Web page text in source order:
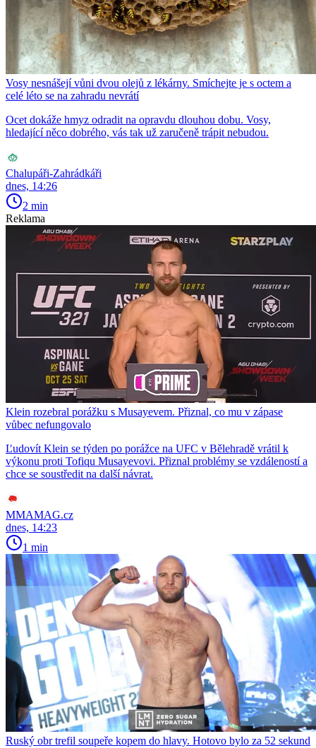
Vosy nesnášejí vůni dvou olejů z lékárny. Smíchejte je s octem a
celé léto se na zahradu nevrátí
Ocet dokáže hmyz odradit na opravdu dlouhou dobu. Vosy,
hledající něco dobrého, vás tak už zaručeně trápit nebudou.
Chalupáři-Zahrádkáři
dnes, 14:26
2 min
Reklama
Klein rozebral porážku s Musayevem. Přiznal, co mu v zápase
vůbec nefungovalo
Ľudovít Klein se týden po porážce na UFC v Bělehradě vrátil k
výkonu proti Tofiqu Musayevovi. Přiznal problémy se vzdáleností a
chce se soustředit na další návrat.
MMAMAG.cz
dnes, 14:23
1 min
Ruský obr trefil soupeře kopem do hlavy. Hotovo bylo za 52 sekund